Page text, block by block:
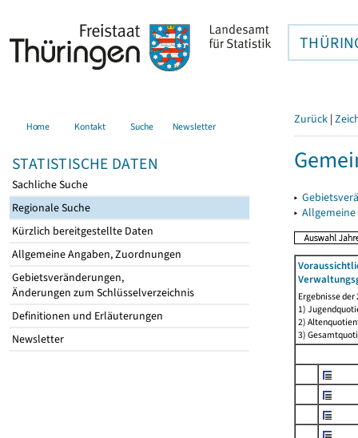
Home Kontakt Suche Newsletter
STATISTISCHE DATEN
Sachliche Suche
Regionale Suche
Kürzlich bereitgestellte Daten
Allgemeine Angaben, Zuordnungen
Gebietsveränderungen,
Änderungen zum Schlüsselverzeichnis
Definitionen und Erläuterungen
Newsletter
Zurück |
▸
▸
Ergebnisse
1)
2)
3)